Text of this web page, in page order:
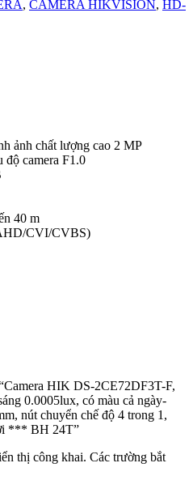
, CAMERA HIKVISION, HD-
ảnh chất lượng cao 2 MP
độ camera F1.0
40 m
CVI/CVBS)
HIK DS-2CE72DF3T-F,
0.0005lux, có màu cả ngày-
nút chuyển chế độ 4 trong 1,
*** BH 24T”
thị công khai. Các trường bắt